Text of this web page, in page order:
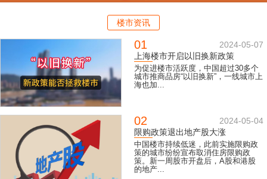
楼市资讯
01
2024-05-07
上海楼市开启以旧换新政策
为促进楼市活跃度，中国超过30多个
城市推商品房“以旧换新”，一线城市上
海也加...
02
2024-05-04
限购政策退出地产股大涨
中国楼市持续低迷，此前实施限购政
策的城市纷纷宣布取消住房限购政
策。新一周股市开盘后，A股和港股
的地产...